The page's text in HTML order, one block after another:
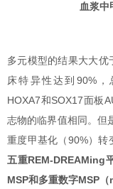
血浆中
多元模型的结果大大优
床特异性达到90%，
HOXA7和SOX17面板
志物的临界值相同。但
重度甲基化（90%）转
五重REM-DREAMing
MSP和多重数字MSP（